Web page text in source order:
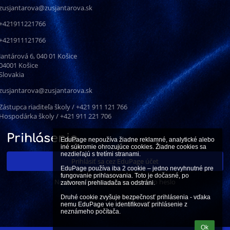
EduPage nepoužíva žiadne reklamné, analytické alebo
iné súkromie ohrozujúce cookies. Žiadne cookies sa
nezdieľajú s tretími stranami.
EduPage používa iba 2 cookie – jedno nevyhnutné pre
fungovanie prihlasovania. Toto je dočasné, po
zatvorení prehliadača sa odstráni.
Druhé cookie zvyšuje bezpečnosť prihlásenia - vďaka
nemu EduPage vie identifikovať prihlásenie z
neznámeho počítača.
Ok
6, 040 01 Košice
Košice
riaditeľa školy / +421 911 121 766
školy / +421 911 221 706
Prihlásenie
Prihlásiť sa cez EduPage účet
Neviem prihlasovacie meno alebo heslo